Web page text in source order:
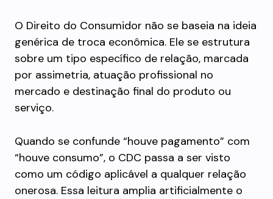
O Direito do Consumidor não se baseia na ideia
genérica de troca econômica. Ele se estrutura
sobre um tipo específico de relação, marcada
por assimetria, atuação profissional no
mercado e destinação final do produto ou
serviço.
Quando se confunde “houve pagamento” com
“houve consumo”, o CDC passa a ser visto
como um código aplicável a qualquer relação
onerosa. Essa leitura amplia artificialmente o